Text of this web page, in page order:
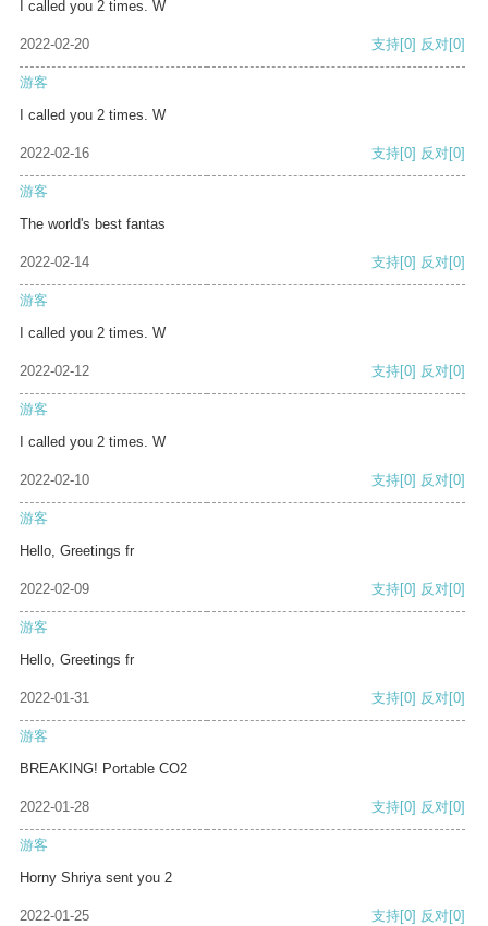
I called you 2 times. W
2022-02-20 支持[0] 反对[0]
游客
I called you 2 times. W
2022-02-16 支持[0] 反对[0]
游客
The world's best fantas
2022-02-14 支持[0] 反对[0]
游客
I called you 2 times. W
2022-02-12 支持[0] 反对[0]
游客
I called you 2 times. W
2022-02-10 支持[0] 反对[0]
游客
Hello, Greetings fr
2022-02-09 支持[0] 反对[0]
游客
Hello, Greetings fr
2022-01-31 支持[0] 反对[0]
游客
BREAKING! Portable CO2
2022-01-28 支持[0] 反对[0]
游客
Horny Shriya sent you 2
2022-01-25 支持[0] 反对[0]